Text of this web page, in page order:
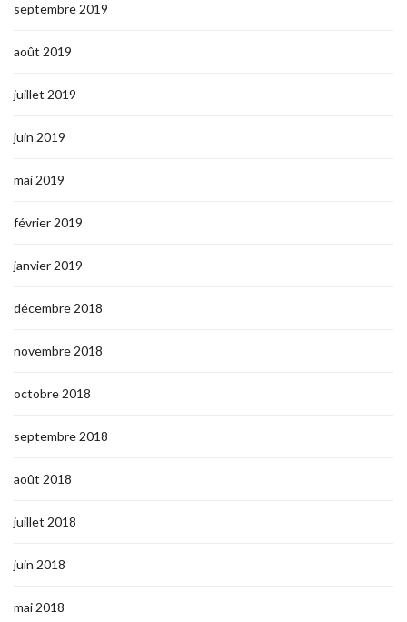
septembre 2019
août 2019
juillet 2019
juin 2019
mai 2019
février 2019
janvier 2019
décembre 2018
novembre 2018
octobre 2018
septembre 2018
août 2018
juillet 2018
juin 2018
mai 2018